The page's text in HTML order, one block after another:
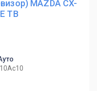
MAZDA CX-
TB